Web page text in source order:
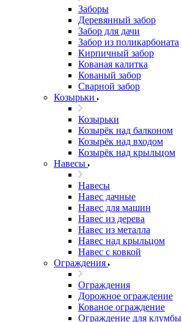
Заборы
Деревянный забор
Забор для дачи
Забор из поликарбоната
Кирпичный забор
Кованая калитка
Кованый забор
Сварной забор
Козырьки
Козырьки
Козырёк над балконом
Козырёк над входом
Козырёк над крыльцом
Навесы
Навесы
Навес дачные
Навес для машин
Навес из дерева
Навес из металла
Навес над крыльцом
Навес с ковкой
Ограждения
Ограждения
Дорожное ограждение
Кованое ограждение
Ограждение для клумбы